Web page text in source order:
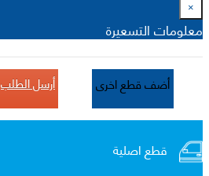
×
معلومات التسعيرة
أضف قطع اخرى أرسل الطلب
قطع اصلية